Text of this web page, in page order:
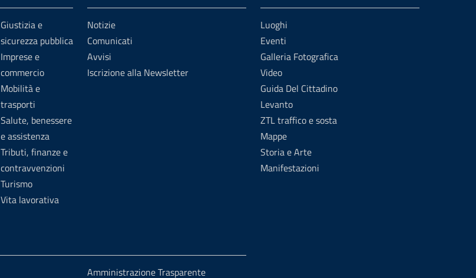
Giustizia e
sicurezza pubblica
Imprese e
commercio
Mobilità e
trasporti
Salute, benessere
e assistenza
Tributi, finanze e
contravvenzioni
Turismo
Vita lavorativa
Notizie
Comunicati
Avvisi
Iscrizione alla Newsletter
Luoghi
Eventi
Galleria Fotografica
Video
Guida Del Cittadino
Levanto
ZTL traffico e sosta
Mappe
Storia e Arte
Manifestazioni
Amministrazione Trasparente